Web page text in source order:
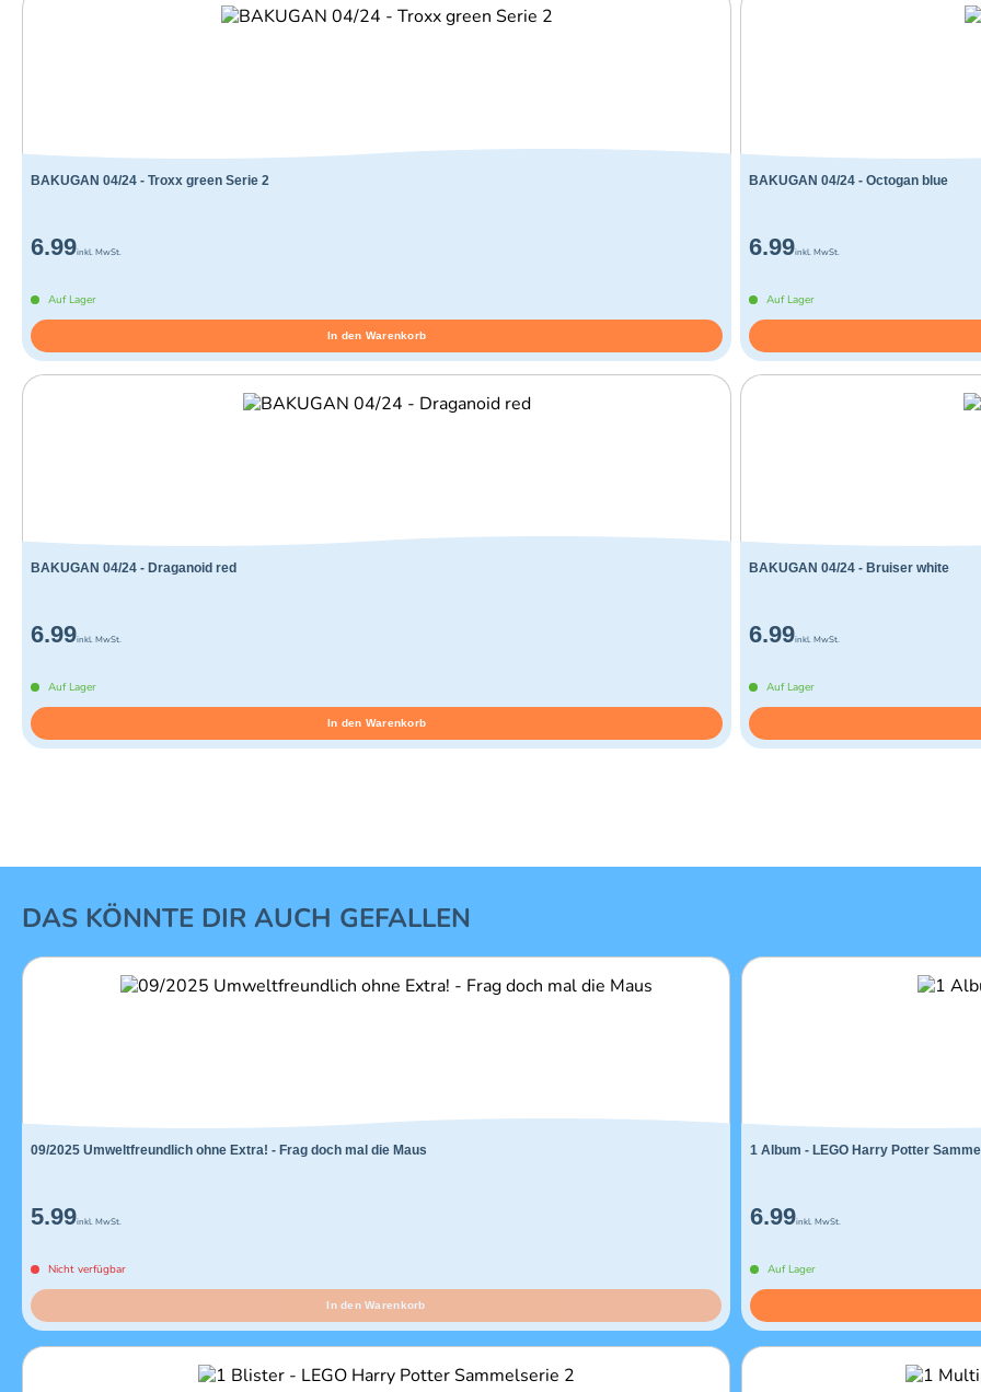
BAKUGAN 04/24 - Troxx green Serie 2
6.99inkl. MwSt.
Auf Lager
In den Warenkorb
BAKUGAN 04/24 - Octogan blue
6.99inkl. MwSt.
Auf Lager
BAKUGAN 04/24 - Draganoid red
6.99inkl. MwSt.
Auf Lager
In den Warenkorb
BAKUGAN 04/24 - Bruiser white
6.99inkl. MwSt.
Auf Lager
1 von 16
DAS KÖNNTE DIR AUCH GEFALLEN
09/2025 Umweltfreundlich ohne Extra! - Frag doch mal die Maus
5.99inkl. MwSt.
Nicht verfügbar
In den Warenkorb
1 Album - LEGO Harry Potter
6.99inkl. MwSt.
Auf Lager